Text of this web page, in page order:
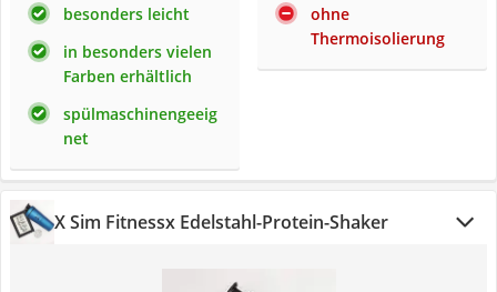
besonders leicht
in besonders vielen
Farben erhältlich
spülmaschinengeeig
net
ohne
Thermoisolierung
X Sim Fitnessx Edelstahl-Protein-Shaker